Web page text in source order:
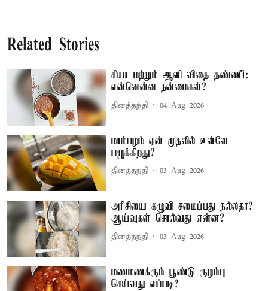
Related Stories
சியா மற்றும் ஆளி விதை தண்ணீர்:
என்னென்ன நன்மைகள்?
தினத்தந்தி 04 Aug 2026
மாம்பழம் ஏன் முதலில் உள்ளே
பழுக்கிறது?
தினத்தந்தி 03 Aug 2026
அரிசியை கழுவி சமைப்பது நல்லதா?
ஆய்வுகள் சொல்வது என்ன?
தினத்தந்தி 03 Aug 2026
மணமணக்கும் பூண்டு குழம்பு
செய்வது எப்படி?